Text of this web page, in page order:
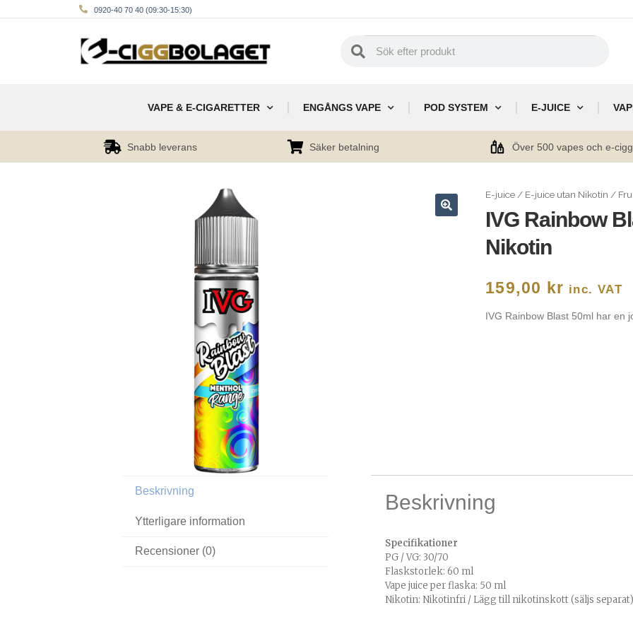
0920-40 70 40 (09:30-15:30)
VAPE & E-CIGARETTER ENGÅNGS VAPE POD SYSTEM E-JUICE
Snabb leverans Säker betalning Över 500 vapes och e-cigg
E-juice/ E-juice utan Nikotin /
IVG Rainbow
Nikotin
159,00 kr inc. VAT
IVG Rainbow Blast 50ml har en
Beskrivning
Ytterligare information
Recensioner (0)
Beskrivning
Specifikationer
PG / VG: 30/70
Flaskstorlek: 60 ml
Vape juice per flaska: 50 ml
Nikotin: Nikotinfri / Lägg till nikotinskott (säljs separat)